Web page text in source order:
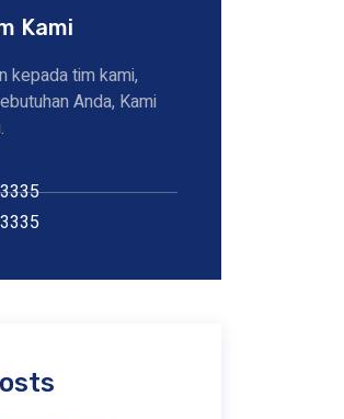
Kami
kepada tim kami,
Anda, Kami